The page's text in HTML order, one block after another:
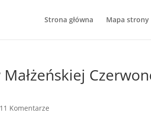
Strona główna Mapa strony
11 Komentarze